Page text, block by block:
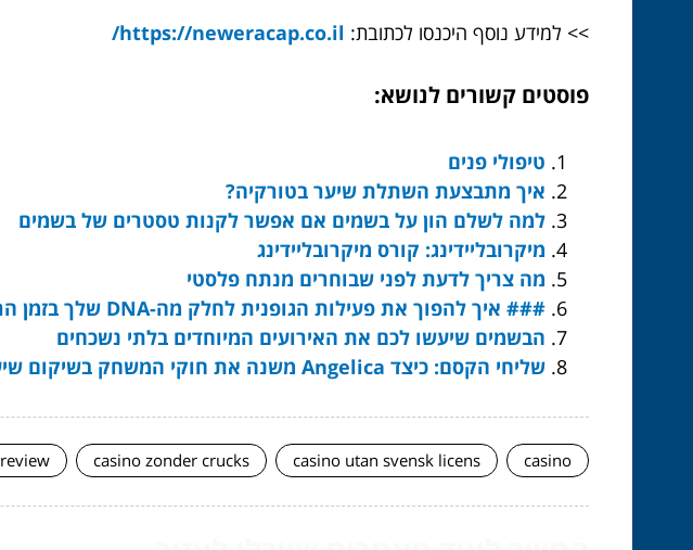
>> למידע נוסף היכנסו לכתובת: https://neweracap.co.il/
פוסטים קשורים לנושא:
טיפולי פנים
איך מתבצעת השתלת שיער בטורקיה?
למה לשלם הון על בשמים אם אפשר לקנות טסטרים של בשמים
מיקרובליידינג: קורס מיקרובליידינג
מה צריך לדעת לפני שבוחרים מנתח פלסטי
### איך להפוך את פעילות הגופנית לחלק מה-DNA שלך בזמן הרזיה
הבשמים שיעשו לכם את האירועים המיוחדים בלתי נשכחים
שליחי הקסם: כיצד Angelica משנה את חוקי המשחק בשיקום שיער יבש ופגום
casino
casino utan svensk licens
casino zonder crucks
review